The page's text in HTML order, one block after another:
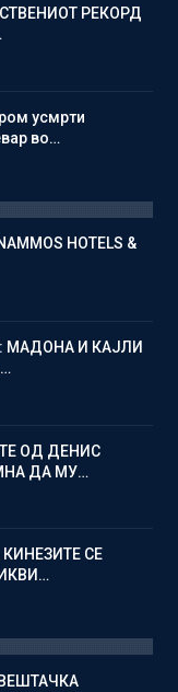
РЕКОРД
усмрти
во…
HOTELS &
МАДОНА И КАЈЛИ
ОД ДЕНИС
ДА МУ…
СЕ